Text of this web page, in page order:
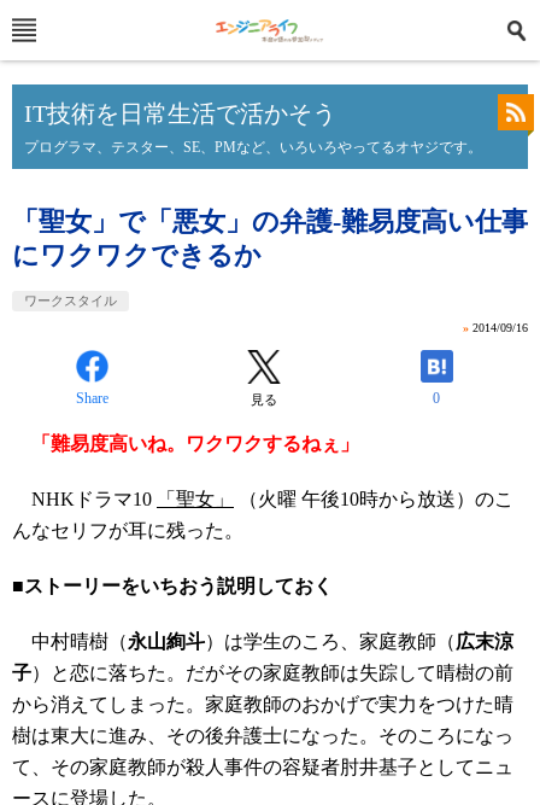
IT技術を日常生活で活かそう
プログラマ、テスター、SE、PMなど、いろいろやってるオヤジです。
「聖女」で「悪女」の弁護-難易度高い仕事
にワクワクできるか
ワークスタイル
» 2014/09/16
Share 見る 0
「難易度高いね。ワクワクするねぇ」
NHKドラマ10 「聖女」
（火曜 午後10時から放送）のこ
んなセリフが耳に残った。
■ストーリーをいちおう説明しておく
中村晴樹（永山絢斗）は学生のころ、家庭教師（広末涼
子）と恋に落ちた。だがその家庭教師は失踪して晴樹の前
から消えてしまった。家庭教師のおかげで実力をつけた晴
樹は東大に進み、その後弁護士になった。そのころになっ
て、その家庭教師が殺人事件の容疑者肘井基子としてニュ
ースに登場した。